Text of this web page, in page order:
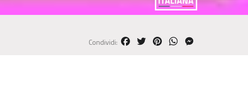
Condividi:
FACEBOOK
TWITTERPINTERESTWHATSAPP